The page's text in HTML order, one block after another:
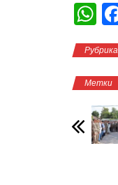
W
at
s
A
p
p
Рубрика
Метки